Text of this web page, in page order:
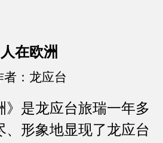
人在欧洲
者：龙应台
是龙应台旅瑞一年多
、形象地显现了龙应台